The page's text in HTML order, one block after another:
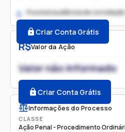
R$Valor da Ação
Valor não informado
Criar Conta Grátis
Informações do Processo
CLASSE
Ação Penal - Procedimento
2. Possível audiência de conciliação
Criar Conta Grátis